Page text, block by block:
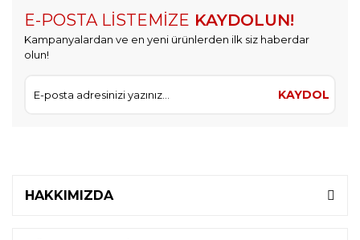
E-POSTA LİSTEMİZE KAYDOLUN!
Kampanyalardan ve en yeni ürünlerden ilk siz haberdar
olun!
KAYDOL
HAKKIMIZDA